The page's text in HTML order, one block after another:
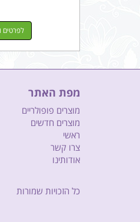
לפרטים
מפת האתר
מוצרים פופולריים
מוצרים חדשים
ראשי
צרו קשר
אודותינו
כל הזכויות שמורות